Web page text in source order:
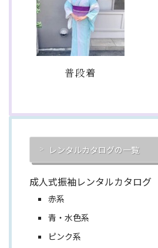
普段着
レンタルカタログの一覧
成人式振袖レンタルカタログ
赤系
青・水色系
ピンク系